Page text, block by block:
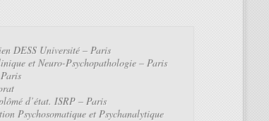
DESS Université – Paris
et Neuro-Psychopathologie – Paris
d’état. ISRP – Paris
Psychosomatique et Psychanalytique